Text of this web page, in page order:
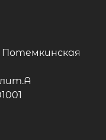
Потемкинская